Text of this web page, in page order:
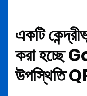
একটি
করা হচ্ছে
উপস্থিতি